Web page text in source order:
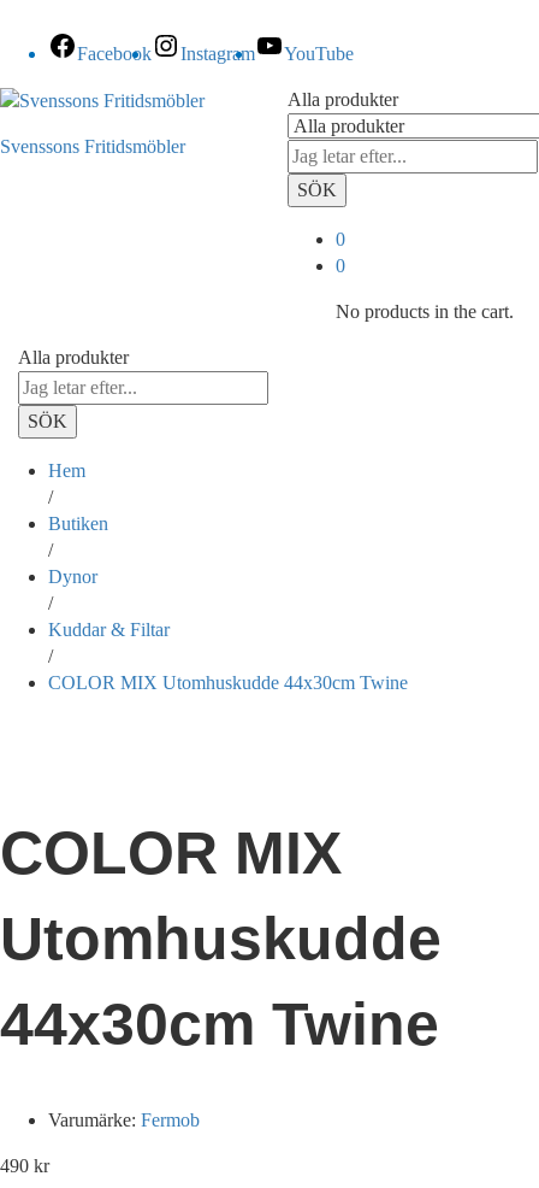
Facebook Instagram YouTube
Svenssons Fritidsmöbler
Alla produkter
SÖK
0
0
No products in the cart.
Alla produkter
SÖK
Hem
/
Butiken
/
Dynor
/
Kuddar & Filtar
/
COLOR MIX Utomhuskudde 44x30cm Twine
COLOR MIX
Utomhuskudde
44x30cm Twine
Varumärke: Fermob
490 kr